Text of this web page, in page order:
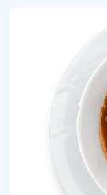
Dulavrat Çorbası
Balıkesir Düğün
Balıkesir’in tadı